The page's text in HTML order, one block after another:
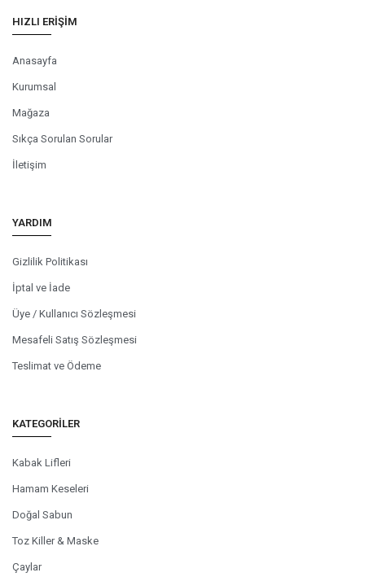
HIZLI ERİŞİM
Anasayfa
Kurumsal
Mağaza
Sıkça Sorulan Sorular
İletişim
YARDIM
Gizlilik Politikası
İptal ve İade
Üye / Kullanıcı Sözleşmesi
Mesafeli Satış Sözleşmesi
Teslimat ve Ödeme
KATEGORILER
Kabak Lifleri
Hamam Keseleri
Doğal Sabun
Toz Killer & Maske
Çaylar